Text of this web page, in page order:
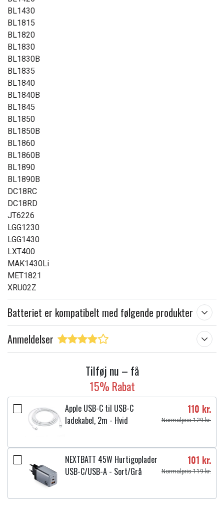
BL1430
BL1815
BL1820
BL1830
BL1830B
BL1835
BL1840
BL1840B
BL1845
BL1850
BL1850B
BL1860
BL1860B
BL1890
BL1890B
DC18RC
DC18RD
JT6226
LGG1230
LGG1430
LXT400
MAK1430Li
MET1821
XRU02Z
Batteriet er kompatibelt med følgende produkter
Anmeldelser
Tilføj nu – få
15% Rabat
Apple USB-C til USB-C
ladekabel, 2m - Hvid
110 kr.
Normalpris 129 kr.
NEXTBATT 45W Hurtigoplader
USB-C/USB-A - Sort/Grå
101 kr.
Normalpris 119 kr.